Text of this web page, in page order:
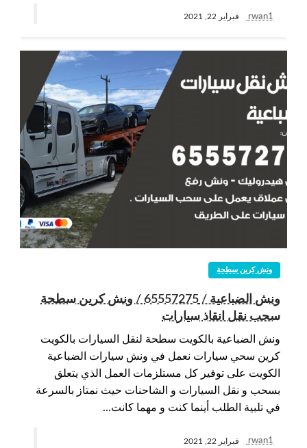
rwan1 فبراير 22, 2021
ونش كرين سطحة
ونش الضباعية / 65557275 / ونش كرين سطحة
سحب نقل انقاذ سيارات
ونش الضباعية بالكويت سطحة لنقل السيارات بالكويت
كرين سحي سيارات نعمل في ونش سيارات الضباعية
الكويت على توفير كل مستلزمات العمل الذي يتعلق
بسحب و نقل السيارات و الشاحنات حيث نمتاز بالسرعة
في تلبية الطلب أينما كنت و مهما كانت…
rwan1 فبراير 22, 2021